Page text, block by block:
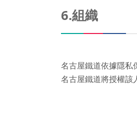
6.組織
名古屋鐵道依據隱私
名古屋鐵道將授權該